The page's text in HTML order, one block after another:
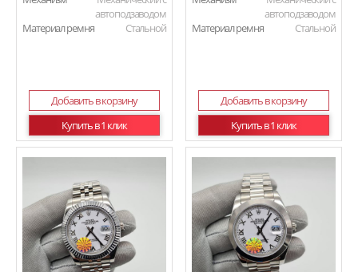
автоподзаводом
Материал ремня
Стальной
Добавить в корзину
Купить в 1 клик
автоподзаводом
Материал ремня
Стальной
Добавить в корзину
Купить в 1 клик